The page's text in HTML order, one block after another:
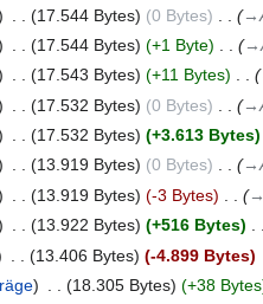
17.544 Bytes 0 Bytes
17.544 Bytes +1 Byte
17.543 Bytes +11 Bytes
17.532 Bytes 0 Bytes
17.532 Bytes
+3.613 Bytes
13.919 Bytes 0 Bytes
13.919 Bytes -3 Bytes
13.922 Bytes +516 Bytes
13.406 Bytes
-4.899 Bytes
18.305 Bytes +38 Bytes